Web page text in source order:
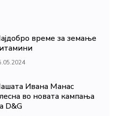
време за земање
Ивана Манас
во новата кампања
D&G